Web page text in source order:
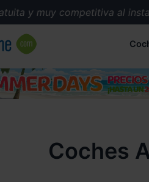
y muy competitiva al instante.
Coches